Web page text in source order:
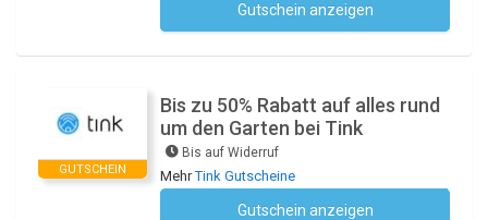
Gutschein anzeigen
GUTSCHEIN
Bis zu 50% Rabatt auf alles rund
um den Garten bei Tink
Bis auf Widerruf
MehrTink Gutscheine
Gutschein anzeigen